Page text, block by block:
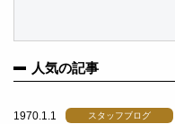
人気の記事
1970.1.1 スタッフブログ